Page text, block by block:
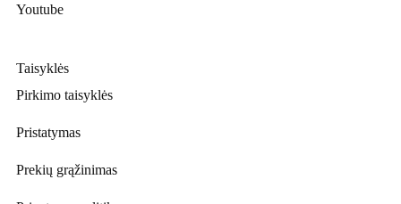
Youtube
Taisyklės
Pirkimo taisyklės
Pristatymas
Prekių grąžinimas